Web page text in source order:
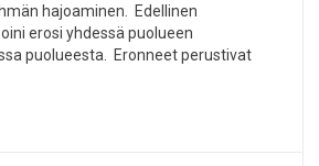
hajoaminen. Edellinen
erosi yhdessä puolueen
puolueesta. Eronneet perustivat